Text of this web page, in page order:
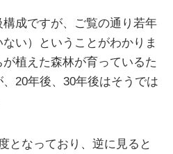
成ですが、ご覧の通り若年
い）ということがわかりま
植えた森林が育っているた
20年後、30年後はそうでは
となっており、逆に見ると